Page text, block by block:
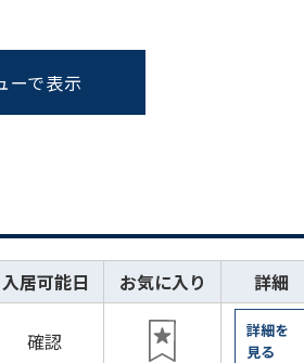
ーで表示
入居可能日 お気に入り 詳細
確認
詳細を
見る